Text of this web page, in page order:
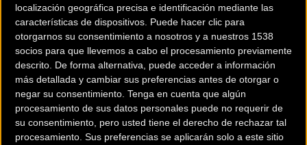
localización geográfica precisa e identificación mediante las
características de dispositivos. Puede hacer clic para
otorgarnos su consentimiento a nosotros y a nuestros 1538
socios para que llevemos a cabo el procesamiento previamente
descrito. De forma alternativa, puede acceder a información
más detallada y cambiar sus preferencias antes de otorgar o
negar su consentimiento. Tenga en cuenta que algún
procesamiento de sus datos personales puede no requerir de
su consentimiento, pero usted tiene el derecho de rechazar tal
procesamiento. Sus preferencias se aplicarán solo a este sitio
Terms of use © 1987–2026 HERE
200 km
¿Eres el propietario de esta tienda? Descubre cómohacerte tienda
Premium para llegar a más clientes